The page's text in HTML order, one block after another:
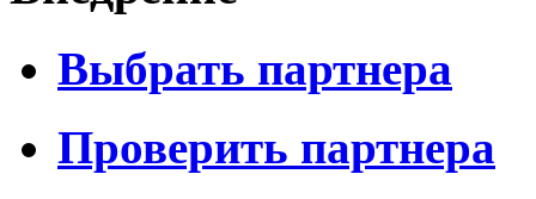
Выбрать партнера
Проверить партнера